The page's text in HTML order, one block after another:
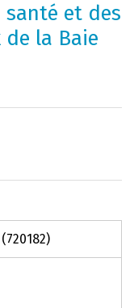
santé et des
de la Baie